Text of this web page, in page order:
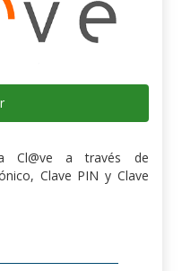
Cl@ve a través de
Clave PIN y Clave